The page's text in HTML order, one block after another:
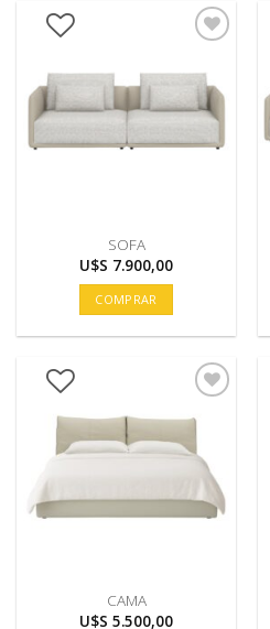
SOFA
U$S 7.900,00
COMPRAR
CAMA
U$S 5.500,00